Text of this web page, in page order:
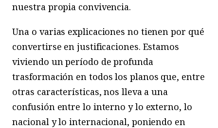
nuestra propia convivencia.
Una o varias explicaciones no tienen por qué
convertirse en justificaciones. Estamos
viviendo un período de profunda
trasformación en todos los planos que, entre
otras características, nos lleva a una
confusión entre lo interno y lo externo, lo
nacional y lo internacional, poniendo en